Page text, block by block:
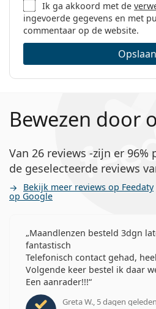
Conserveringsmiddelen:
Ik ga akkoord met de
ingevoerde gegevens en met
commentaar op de website.
Opslaan
Bewezen door
Van 26 reviews -zijn er
de geselecteerde reviews
Bekijk meer reviews op Feedaty
op Google
Maandlenzen besteld 3dgn
fantastisch
Telefonisch contact gehad,
Volgende keer bestel ik daar
Een aanrader!!!
Greta W., 5 dagen geleden